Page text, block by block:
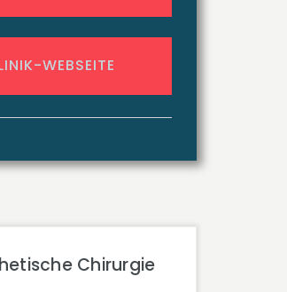
WEBSEITE
Chirurgie